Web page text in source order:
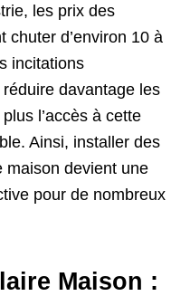
les prix des
chuter d’environ 10 à
incitations
davantage les
l’accès à cette
Ainsi, installer des
maison devient une
pour de nombreux
Maison :